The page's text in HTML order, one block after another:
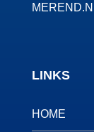
LINKS
HOME